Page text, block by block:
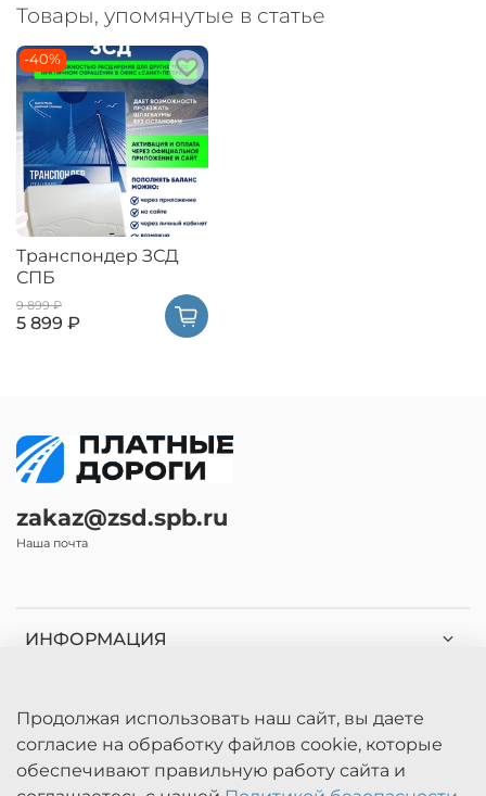
Товары, упомянутые в статье
-40%
Транспондер ЗСД
СПБ
9 899 ₽
5 899 ₽
ИНФОРМАЦИЯ
КЛИЕНТАМ
zakaz@zsd.spb.ru
Наша почта
Продолжая использовать наш сайт, вы даете
согласие на обработку файлов cookie, которые
обеспечивают правильную работу сайта и